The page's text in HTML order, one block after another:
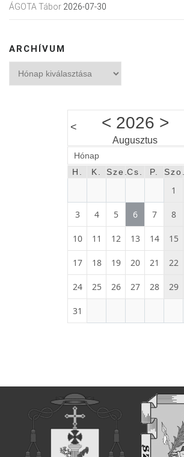
ÁGOTA Tábor 2026-07-30
ARCHÍVUM
< < 2026 >
Augusztus
Hónap
H.
K. Sze.Cs. P. Szo.
1
3 4 5 6 7 8
10 11 12 13 14 15
17 18 19 20 21 22
24 25 26 27 28 29
31